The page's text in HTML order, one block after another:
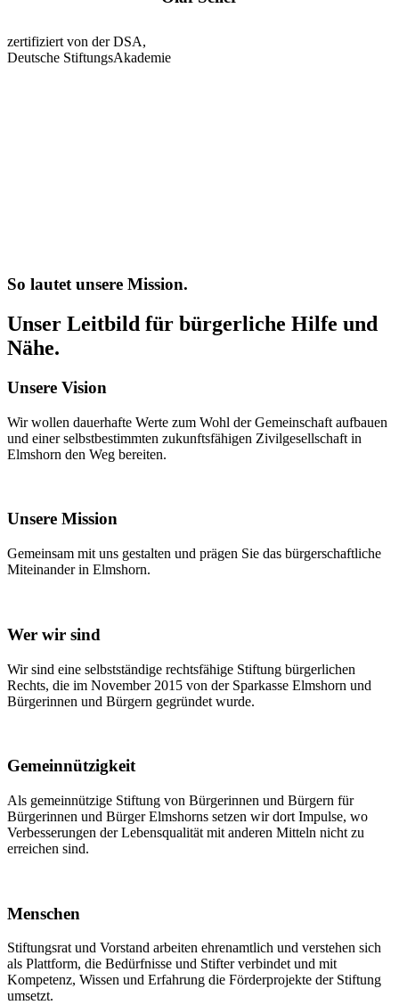
zertifiziert von der DSA,
Deutsche StiftungsAkademie
So lautet unsere Mission.
Unser Leitbild für bürgerliche Hilfe und
Nähe.
Unsere Vision
Wir wollen dauerhafte Werte zum Wohl der Gemeinschaft aufbauen
und einer selbstbestimmten zukunftsfähigen Zivilgesellschaft in
Elmshorn den Weg bereiten.
Unsere Mission
Gemeinsam mit uns gestalten und prägen Sie das bürgerschaftliche
Miteinander in Elmshorn.
Wer wir sind
Wir sind eine selbstständige rechtsfähige Stiftung bürgerlichen
Rechts, die im November 2015 von der Sparkasse Elmshorn und
Bürgerinnen und Bürgern gegründet wurde.
Gemeinnützigkeit
Als gemeinnützige Stiftung von Bürgerinnen und Bürgern für
Bürgerinnen und Bürger Elmshorns setzen wir dort Impulse, wo
Verbesserungen der Lebensqualität mit anderen Mitteln nicht zu
erreichen sind.
Menschen
Stiftungsrat und Vorstand arbeiten ehrenamtlich und verstehen sich
als Plattform, die Bedürfnisse und Stifter verbindet und mit
Kompetenz, Wissen und Erfahrung die Förderprojekte der Stiftung
umsetzt.